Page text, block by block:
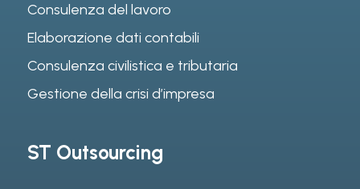
Consulenza del lavoro
Elaborazione dati contabili
Consulenza civilistica e tributaria
Gestione della crisi d’impresa
ST Outsourcing